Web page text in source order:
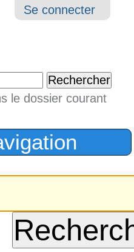
Outils
Se connecter
le dossier courant